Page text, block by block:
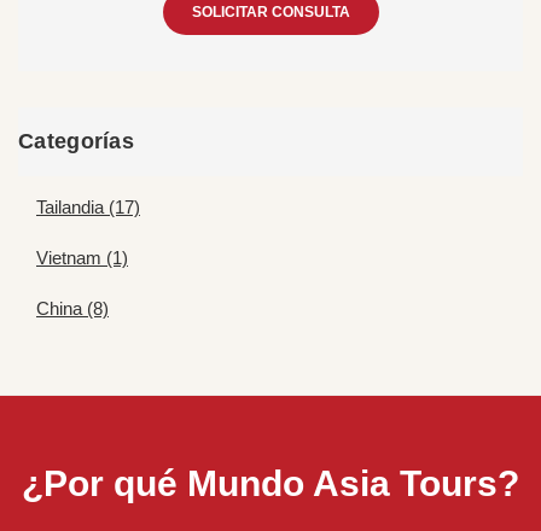
SOLICITAR CONSULTA
Categorías
Tailandia (17)
Vietnam (1)
China (8)
¿Por qué Mundo Asia Tours?